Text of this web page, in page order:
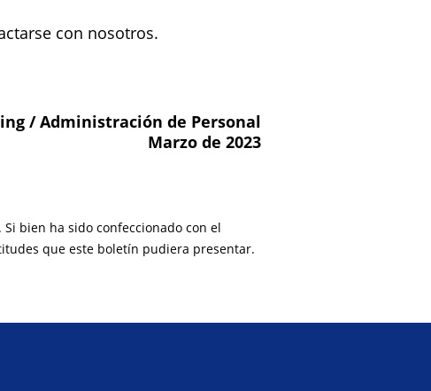
con nosotros.
/ Administración de Personal
Marzo de 2023
bien ha sido confeccionado con el
que este boletín pudiera presentar.